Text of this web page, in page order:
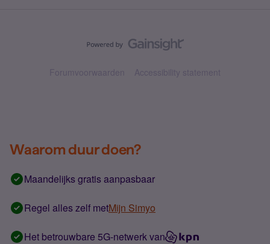
Forumvoorwaarden Accessibility statement
Waarom duur doen?
Maandelijks gratis aanpasbaar
Regel alles zelf metMijn Simyo
Het betrouwbare 5G-netwerk van